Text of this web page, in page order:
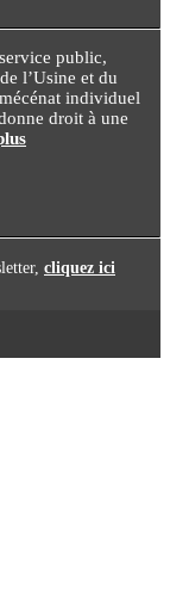
public,
l’Usine et du
individuel
droit à une
cliquez ici